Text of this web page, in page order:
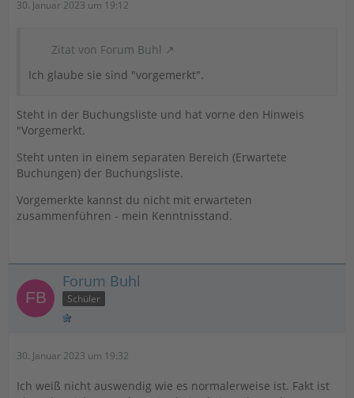
30. Januar 2023 um 19:12
Zitat von Forum Buhl
Ich glaube sie sind "vorgemerkt".
Steht in der Buchungsliste und hat vorne den Hinweis
"Vorgemerkt.
Steht unten in einem separaten Bereich (Erwartete
Buchungen) der Buchungsliste.
Vorgemerkte kannst du nicht mit erwarteten
zusammenführen - mein Kenntnisstand.
Forum Buhl
Schüler
30. Januar 2023 um 19:32
Ich weiß nicht auswendig wie es normalerweise ist. Fakt ist